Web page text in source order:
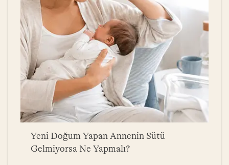
Yeni Doğum Yapan Annenin Sütü
Gelmiyorsa Ne Yapmalı?